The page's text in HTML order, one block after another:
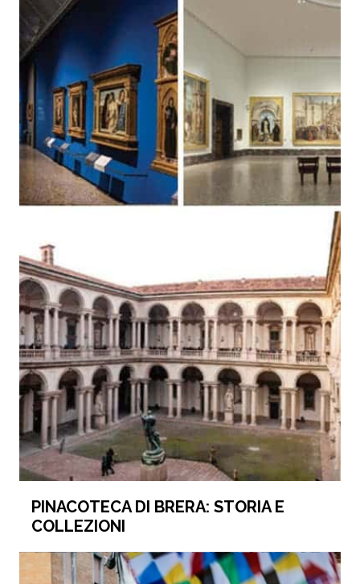
PINACOTECA DI BRERA: STORIA E
COLLEZIONI